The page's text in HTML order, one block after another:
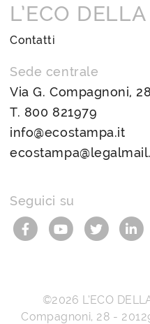
L’ECO
Contatti
Sede centrale
Via G. Compagnoni,
T. 800 821979
info@ecostampa.it
Seguici su
©2026 L’ECO
Compagnoni, 28 -